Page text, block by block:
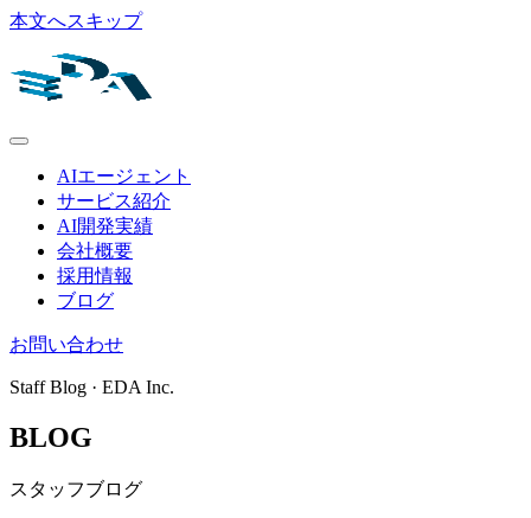
本文へスキップ
AIエージェント
サービス紹介
AI開発実績
会社概要
採用情報
ブログ
お問い合わせ
Staff Blog · EDA Inc.
BLOG
スタッフブログ